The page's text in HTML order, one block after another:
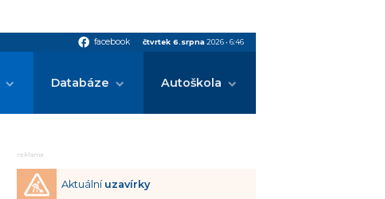
facebook facebook čtvrtek 6.srpna 2026• 6:46
Databáze Autoškola
reklama
Aktuální uzavírky